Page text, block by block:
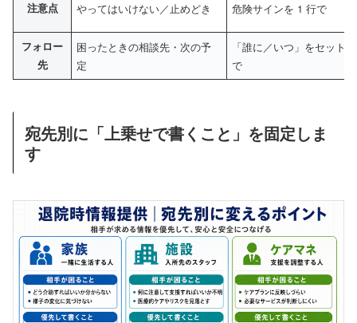
注意点 やってはいけない／止めどき 危険サインを 1 行で
フォロー
先
困ったときの相談先・次の予
定
「誰に／いつ」をセット
で
宛先別に「上乗せで書くこと」を固定しま
す